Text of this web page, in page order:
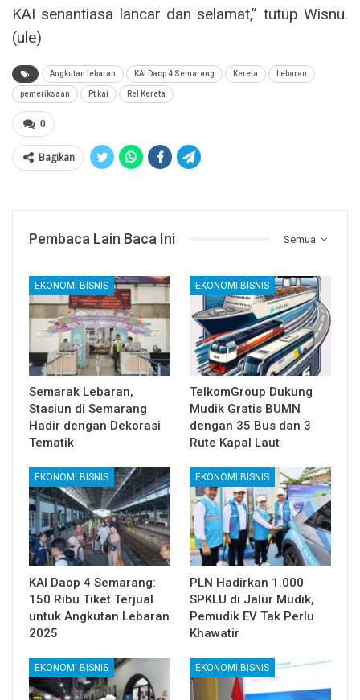
KAI senantiasa lancar dan selamat,” tutup Wisnu.
(ule)
Angkutan lebaran KAI Daop 4 Semarang Kereta Lebaran
pemeriksaan Pt kai Rel Kereta
0
Bagikan
Semua
Pembaca Lain Baca Ini
EKONOMI BISNIS
Semarak Lebaran,
Stasiun di Semarang
Hadir dengan Dekorasi
Tematik
EKONOMI BISNIS
TelkomGroup Dukung
Mudik Gratis BUMN
dengan 35 Bus dan 3
Rute Kapal Laut
EKONOMI BISNIS
KAI Daop 4 Semarang:
150 Ribu Tiket Terjual
untuk Angkutan Lebaran
2025
EKONOMI BISNIS
PLN Hadirkan 1.000
SPKLU di Jalur Mudik,
Pemudik EV Tak Perlu
Khawatir
EKONOMI BISNIS EKONOMI BISNIS